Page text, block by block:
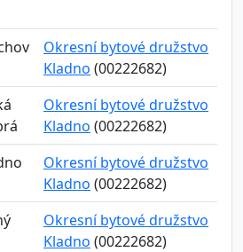
Okresní bytové družstvo
Kladno (00222682)
Okresní bytové družstvo
Kladno (00222682)
Okresní bytové družstvo
Kladno (00222682)
Okresní bytové družstvo
Kladno (00222682)